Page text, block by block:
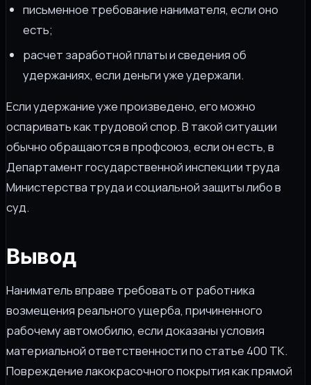
письменное требование нанимателя, если оно
есть;
расчет заработной платы и сведения об
удержаниях, если деньги уже удержали.
Если удержание уже произведено, его можно
оспаривать как трудовой спор. В такой ситуации
обычно обращаются в профсоюз, если он есть, в
Департамент государственной инспекции труда
Министерства труда и социальной защиты либо в
суд.
Вывод
Наниматель вправе требовать от работника
возмещения реального ущерба, причиненного
рабочему автомобилю, если доказаны условия
материальной ответственности по статье 400 ТК.
Повреждение лакокрасочного покрытия как прямой